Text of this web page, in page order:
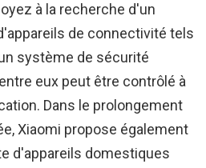
à la recherche d'un
de connectivité tels
système de sécurité
eux peut être contrôlé à
Dans le prolongement
Xiaomi propose également
d'appareils domestiques